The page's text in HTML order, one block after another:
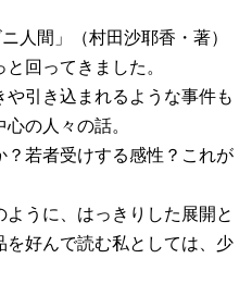
人間」（村田沙耶香・著）
回ってきました。
引き込まれるような事件も
の人々の話。
？若者受けする感性？これが
うに、はっきりした展開と
好んで読む私としては、少